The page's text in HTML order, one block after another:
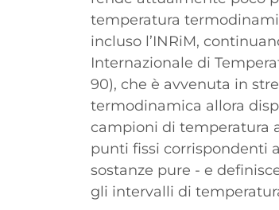
temperatura
incluso l’INRiM,
Internazionale di
90), che è avvenuta in
termodinamica allora
campioni di temperatura
punti fissi corrispondenti
sostanze pure - e
gli intervalli di